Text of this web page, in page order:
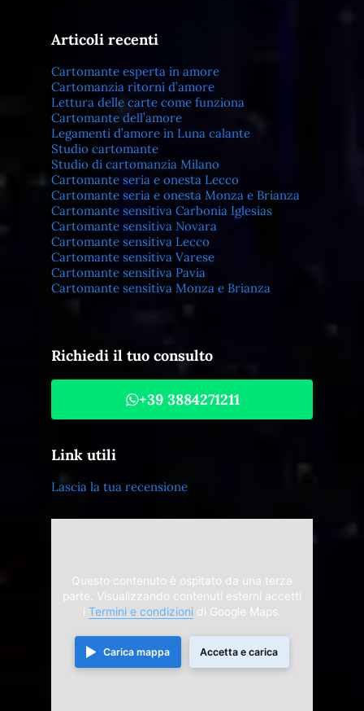
Articoli recenti
Cartomante esperta in amore
Cartomanzia ritorni d’amore
Lettura delle carte come funziona
Cartomante dell’amore
Legamenti d’amore in Luna calante
Studio cartomante
Studio di cartomanzia Milano
Cartomante seria e onesta Lecco
Cartomante seria e onesta Monza e Brianza
Cartomante sensitiva Carbonia Iglesias
Cartomante sensitiva Novara
Cartomante sensitiva Lecco
Cartomante sensitiva Varese
Cartomante sensitiva Pavia
Cartomante sensitiva Monza e Brianza
Richiedi il tuo consulto
+39 3884271211
Link utili
Lascia la tua recensione
Questo contenuto è ospitato da una terza
parte. Visualizzando contenuti esterni accetti
i Termini e condizioni di Google Maps.
Carica mappa Accetta e carica